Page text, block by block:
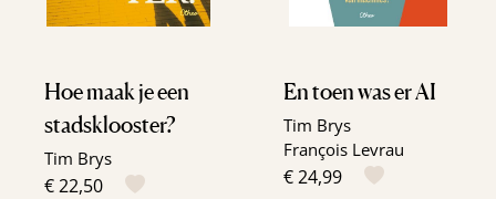
Hoe maak je een
stadsklooster?
Tim Brys
€ 22,50
En toen was er AI
Tim Brys
François Levrau
€ 24,99